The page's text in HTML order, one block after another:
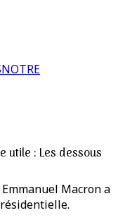
NOTRE
utile : Les dessous
Macron a